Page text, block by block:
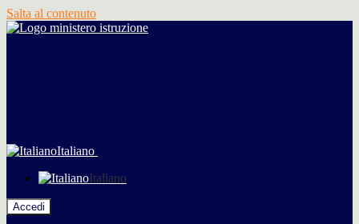
Salta al contenuto
Italiano
Italiano
Accedi